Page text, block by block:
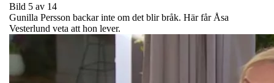
Bild 5 av 14
Gunilla Persson backar inte om det blir bråk. Här får Åsa
Vesterlund veta att hon lever.